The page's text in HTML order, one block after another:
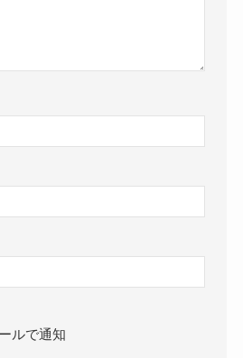
ルで通知